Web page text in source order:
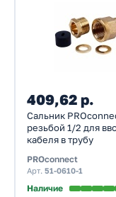
409,62 р.
Сальник
резьбой 1/2 для
кабеля в трубу
PROconnect
Арт. 51-0610-1
Наличие